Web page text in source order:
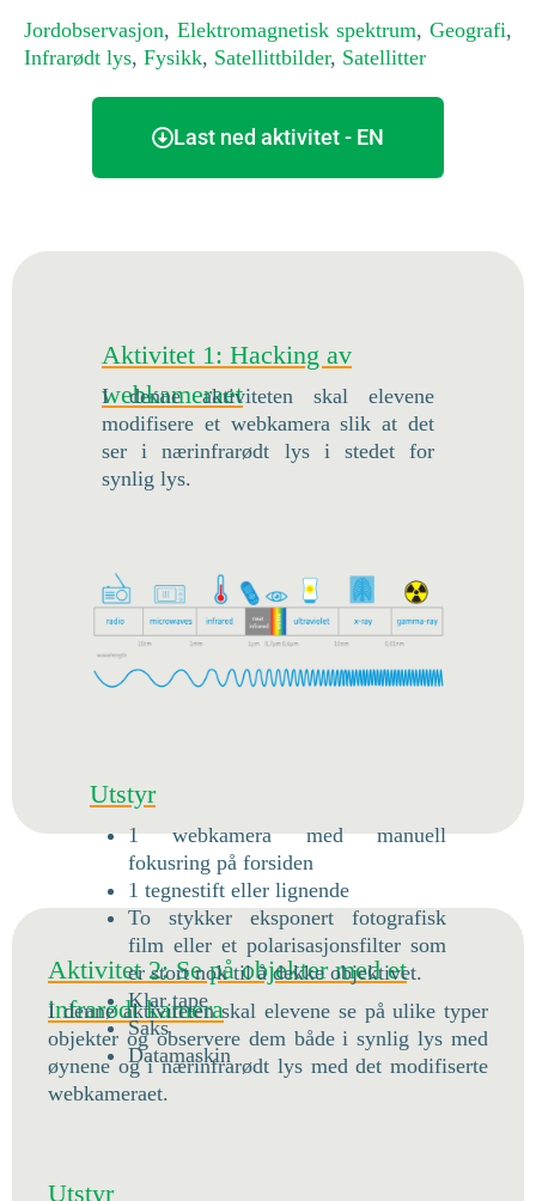
Jordobservasjon, Elektromagnetisk spektrum, Geografi,
Infrarødt lys, Fysikk, Satellittbilder, Satellitter
Last ned aktivitet - EN
Aktivitet 1: Hacking av
webkameraet
I denne aktiviteten skal elevene
modifisere et webkamera slik at det
ser i nærinfrarødt lys i stedet for
synlig lys.
Utstyr
1 webkamera med manuell
fokusring på forsiden
1 tegnestift eller lignende
To stykker eksponert fotografisk
film eller et polarisasjonsfilter som
er stort nok til å dekke objektivet.
Klar tape
Saks
Datamaskin
Aktivitet 2: Se på objekter med et
infrarødt kamera
I denne aktiviteten skal elevene se på ulike typer
objekter og observere dem både i synlig lys med
øynene og i nærinfrarødt lys med det modifiserte
webkameraet.
Utstyr